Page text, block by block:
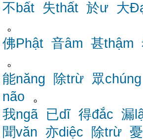
不bất 失thất 於ư 大
。
佛Phật 音âm 甚thậm
。
能năng
除trừ 眾chúng
não 。
我ngã 已dĩ 得đắc 漏
聞văn 亦diệc 除trừ